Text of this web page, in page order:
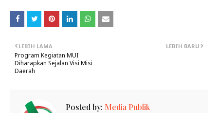
LEBIH BARU
LEBIH LAMA
Program Kegiatan MUI
Diharapkan Sejalan Visi Misi
Daerah
Posted by: Media Publik